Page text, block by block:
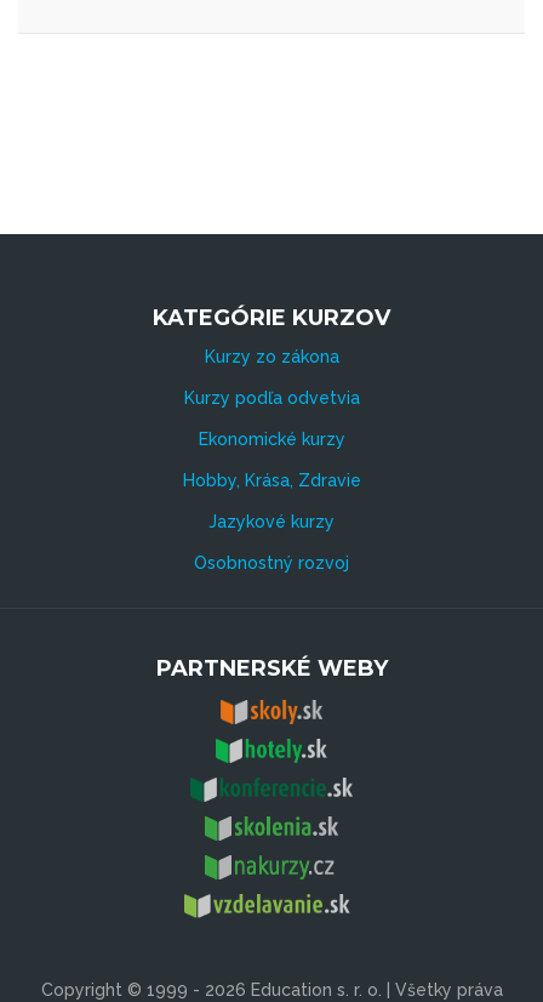
KATEGÓRIE KURZOV
Kurzy zo zákona
Kurzy podľa odvetvia
Ekonomické kurzy
Hobby, Krása, Zdravie
Jazykové kurzy
Osobnostný rozvoj
PARTNERSKÉ WEBY
Copyright © 1999 - 2026 Education s. r. o. | Všetky práva